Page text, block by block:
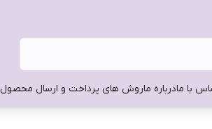
با مادرباره ماروش های پرداخت و ارسال محصول